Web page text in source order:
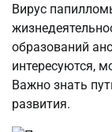
Вирус
образований
интересуются,
Важно знать
развития.